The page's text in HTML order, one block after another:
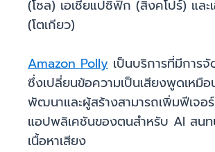
(โซล) เอเชียแปซิฟิก (สิงคโปร์) และ
(โตเกียว)
Amazon Polly เป็นบริการที่มีการ
ซึ่งเปลี่ยนข้อความเป็นเสียงพูดเหมื
พัฒนาและผู้สร้างสามารถเพิ่มฟีเจอ
แอปพลิเคชันของตนสำหรับ AI สนท
เนื้อหาเสียง